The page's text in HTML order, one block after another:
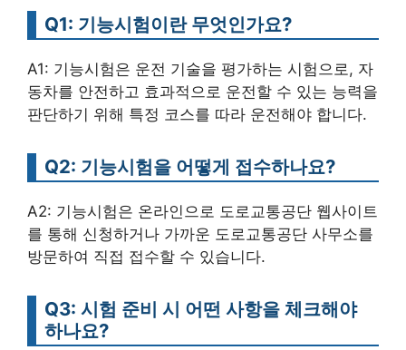
Q1: 기능시험이란 무엇인가요?
A1: 기능시험은 운전 기술을 평가하는 시험으로, 자
동차를 안전하고 효과적으로 운전할 수 있는 능력을
판단하기 위해 특정 코스를 따라 운전해야 합니다.
Q2: 기능시험을 어떻게 접수하나요?
A2: 기능시험은 온라인으로 도로교통공단 웹사이트
를 통해 신청하거나 가까운 도로교통공단 사무소를
방문하여 직접 접수할 수 있습니다.
Q3: 시험 준비 시 어떤 사항을 체크해야
하나요?